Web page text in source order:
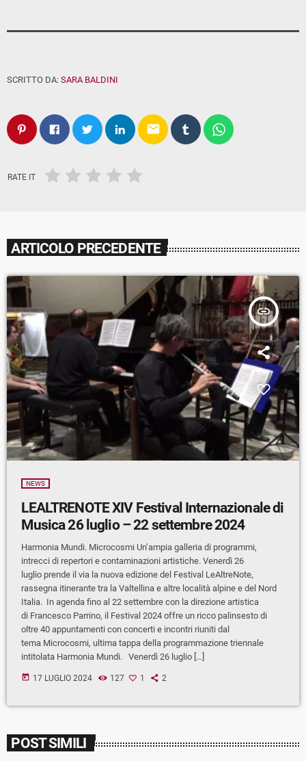
SCRITTO DA: SARA BALDINI
email
RATE IT
ARTICOLO PRECEDENTE
insert_link
NEWS
LEALTRENOTE XIV Festival Internazionale di
Musica 26 luglio – 22 settembre 2024
Harmonia Mundi. Microcosmi Un’ampia galleria di programmi,
intrecci di repertori e contaminazioni artistiche. Venerdì 26
luglio prende il via la nuova edizione del Festival LeAltreNote,
rassegna itinerante tra la Valtellina e altre località alpine e del Nord
Italia. In agenda fino al 22 settembre con la direzione artistica
di Francesco Parrino, il Festival 2024 offre un ricco palinsesto di
oltre 40 appuntamenti con concerti e incontri riuniti dal
tema Microcosmi, ultima tappa della programmazione triennale
intitolata Harmonia Mundi. Venerdì 26 luglio […]
today 17 LUGLIO 2024 127 1 2
POST SIMILI